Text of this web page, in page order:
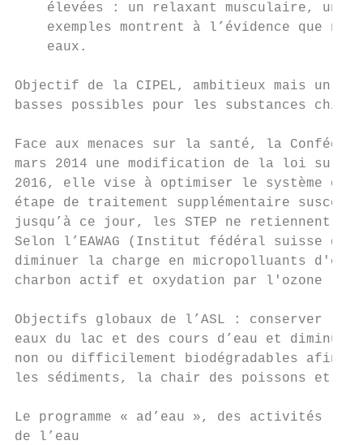
élevées : un relaxant musculaire, un
exemples montrent à l’évidence que
    eaux.
Objectif de la CIPEL, ambitieux mais un
basses possibles pour les substances
Face aux menaces sur la santé, la
mars 2014 une modification de la loi sur
2016, elle vise à optimiser le système
étape de traitement supplémentaire
jusqu’à ce jour, les STEP ne retiennent
Selon l’EAWAG (Institut fédéral suisse de
diminuer la charge en micropolluants
charbon actif et oxydation par l'ozone
Objectifs globaux de l’ASL : conserver
eaux du lac et des cours d’eau et
non ou difficilement biodégradables afin
les sédiments, la chair des poissons et n
Le programme « ad’eau », des activités
de l’eau